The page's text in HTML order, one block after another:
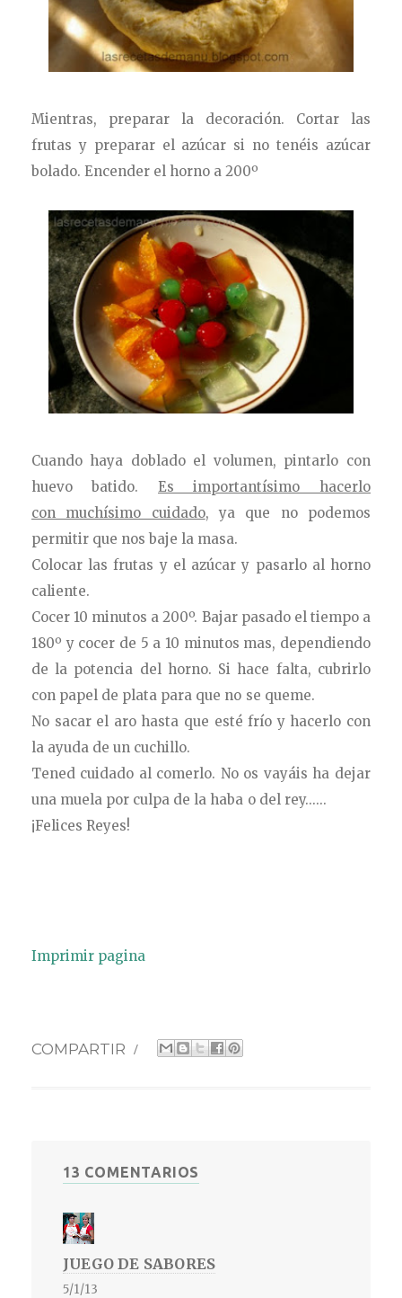
Mientras, preparar la decoración. Cortar las
frutas y preparar el azúcar si no tenéis azúcar
bolado.Encender el horno a 200º
Cuando haya doblado el volumen, pintarlo con
huevo batido. Es importantísimo hacerlo
con muchísimo cuidado, ya que no podemos
permitir que nos baje la masa.
Colocar las frutas y el azúcar y pasarlo al horno
caliente.
Cocer 10 minutos a 200º. Bajar pasado el tiempo a
180º y cocer de 5 a 10 minutos mas, dependiendo
de la potencia del horno. Si hace falta, cubrirlo
con papel de plata para que no se queme.
No sacar el aro hasta que esté frío y hacerlo con
la ayuda de un cuchillo.
Tened cuidado al comerlo. No os vayáis ha dejar
una muela por culpa de la haba o del rey......
¡Felices Reyes!
Imprimir pagina
COMPARTIR /
13 COMENTARIOS
JUEGO DE SABORES
5/1/13